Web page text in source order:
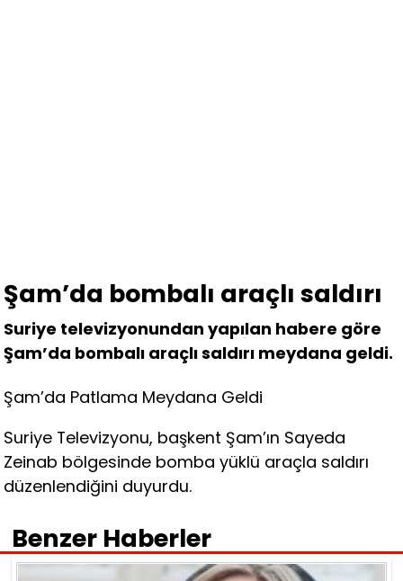
Şam’da bombalı araçlı saldırı
Suriye televizyonundan yapılan habere göre
Şam’da bombalı araçlı saldırı meydana geldi.
Şam’da Patlama Meydana Geldi
Suriye Televizyonu, başkent Şam’ın Sayeda
Zeinab bölgesinde bomba yüklü araçla saldırı
düzenlendiğini duyurdu.
Benzer Haberler